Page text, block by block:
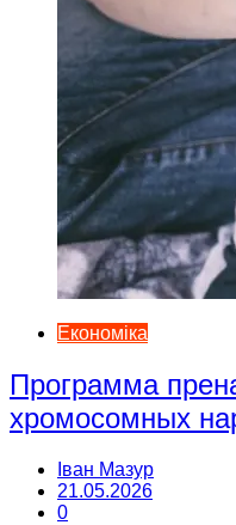
Економіка
Программа
хромосомных
Іван Мазур
21.05.2026
0